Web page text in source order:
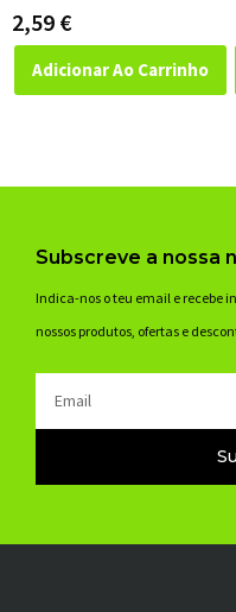
2,59 €
Adicionar Ao Carrinho
Subscreve a nossa
Indica-nos o teu email e recebe
nossos produtos, ofertas e